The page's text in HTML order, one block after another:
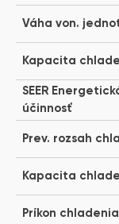
Váha von.
Kapacita
SEER
účinnosť
Prev. rozsah
Kapacita
Príkon